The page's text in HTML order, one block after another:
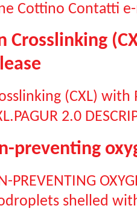
Cottino Contatti
Crosslinking
(CXL)
2.0
preventing
PREVENTING
shelled